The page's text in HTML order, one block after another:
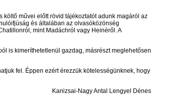
művei előtt rövid tájékoztatót adunk magáról az
és általában az olvasóközönség
mint Madáchról vagy Heinéről. A
is kimeríthetetlenül gazdag, másrészt meglehetősen
fel. Éppen ezért érezzük kötelességünknek, hogy
Kanizsai-Nagy Antal Lengyel Dénes